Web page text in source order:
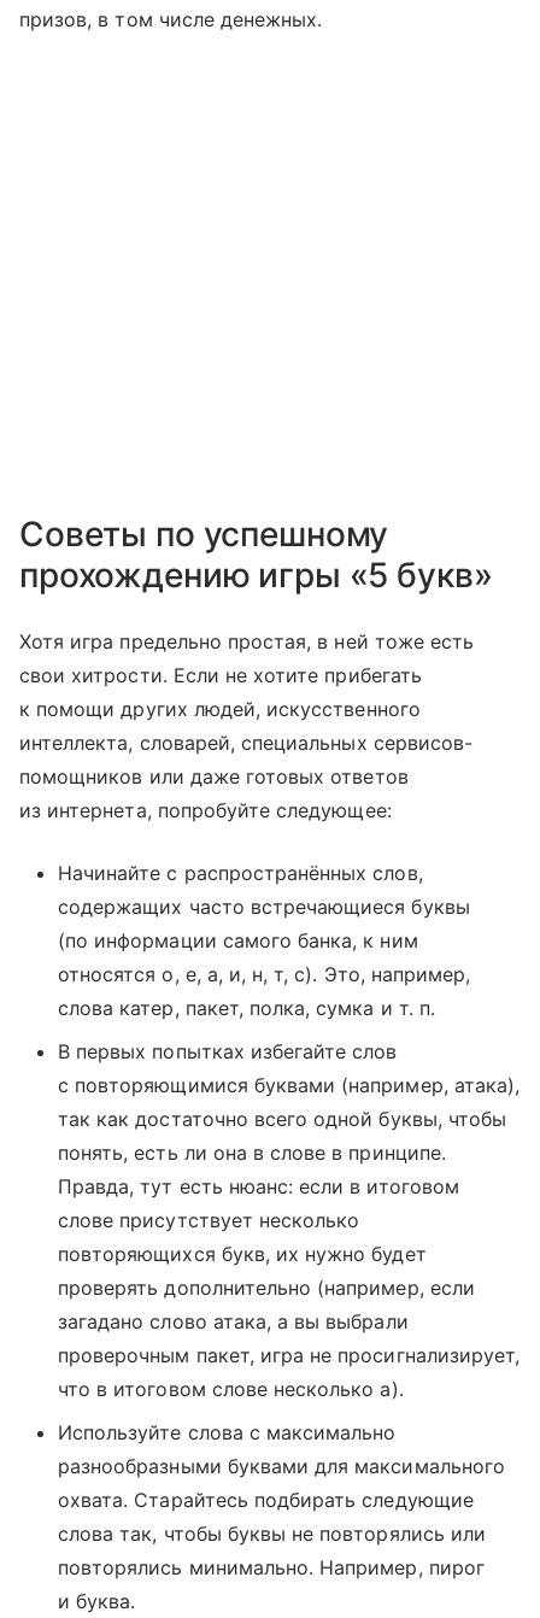
призов, в том числе денежных.
Советы по успешному
прохождению игры «5 букв»
Хотя игра предельно простая, в ней тоже есть
свои хитрости. Если не хотите прибегать
к помощи других людей, искусственного
интеллекта, словарей, специальных сервисов-
помощников или даже готовых ответов
из интернета, попробуйте следующее:
Начинайте с распространённых слов,
содержащих часто встречающиеся буквы
(по информации самого банка, к ним
относятся о, е, а, и, н, т, с). Это, например,
слова катер, пакет, полка, сумка и т. п.
В первых попытках избегайте слов
с повторяющимися буквами (например, атака),
так как достаточно всего одной буквы, чтобы
понять, есть ли она в слове в принципе.
Правда, тут есть нюанс: если в итоговом
слове присутствует несколько
повторяющихся букв, их нужно будет
проверять дополнительно (например, если
загадано слово атака, а вы выбрали
проверочным пакет, игра не просигнализирует,
что в итоговом слове несколько а).
Используйте слова с максимально
разнообразными буквами для максимального
охвата. Старайтесь подбирать следующие
слова так, чтобы буквы не повторялись или
повторялись минимально. Например, пирог
и буква.